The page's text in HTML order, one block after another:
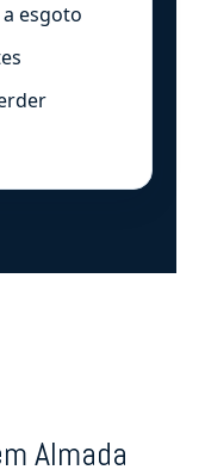
esgoto
Almada